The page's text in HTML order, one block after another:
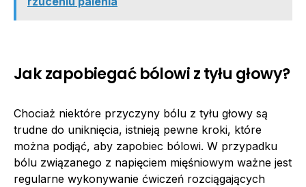
Jak zapobiegać bólowi z tyłu głowy?
Chociaż niektóre przyczyny bólu z tyłu głowy są
trudne do uniknięcia, istnieją pewne kroki, które
można podjąć, aby zapobiec bólowi. W przypadku
bólu związanego z napięciem mięśniowym ważne jest
regularne wykonywanie ćwiczeń rozciągających